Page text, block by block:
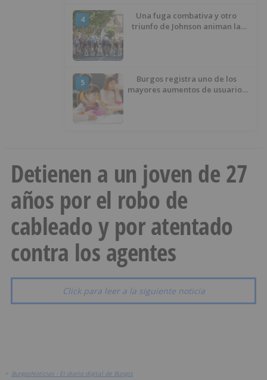
4
Una fuga combativa y otro
triunfo de Johnson animan la
5
Burgos registra uno de los
mayores aumentos de usuarios
Detienen a un joven de 27
años por el robo de
cableado y por atentado
contra los agentes
Click para leer a la siguiente noticia
> BurgosNoticias - El diario digital de Burgos